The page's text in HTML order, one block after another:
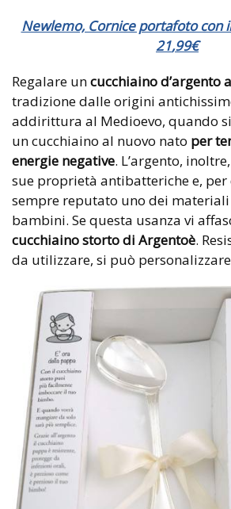
Newlemo, Cornice portafoto con
21,99€
Regalare uncucchiaino d’argento
tradizione dalle origini
addirittura al Medioevo, quando
un cucchiaino al nuovo nato per
energie negative. L’argento,
sue proprietà antibatteriche e, per
sempre reputato uno dei
bambini. Se questa usanza vi
cucchiaino storto di Argentoè.
da utilizzare, si può